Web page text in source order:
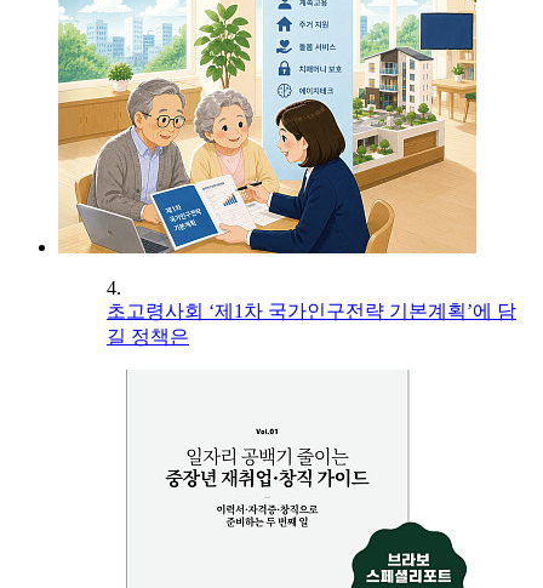
4.
초고령사회 ‘제1차 국가인구전략 기본계획’에 담
길 정책은